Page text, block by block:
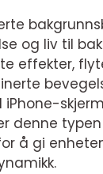
og liv til
effekter,
denne typen
å gi